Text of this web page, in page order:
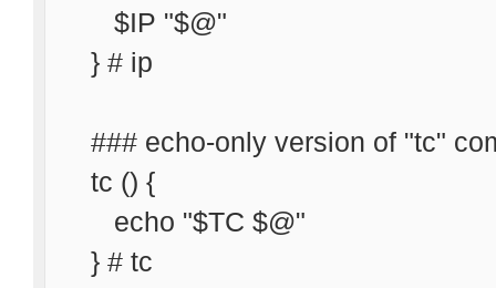
$IP "$@"
} # ip
### echo-only version of "tc"
tc () {
echo "$TC $@"
} # tc